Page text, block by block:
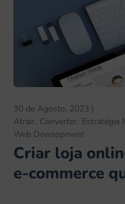
30 de Agosto, 2023
Atrair Converter Estratégia
Web Development
Criar loja
e-commerce